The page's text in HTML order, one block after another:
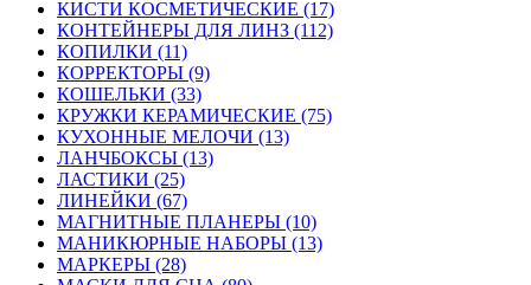
КИСТИ КОСМЕТИЧЕСКИЕ (17)
КОНТЕЙНЕРЫ ДЛЯ ЛИНЗ (112)
КОПИЛКИ (11)
КОРРЕКТОРЫ (9)
КОШЕЛЬКИ (33)
КРУЖКИ КЕРАМИЧЕСКИЕ (75)
КУХОННЫЕ МЕЛОЧИ (13)
ЛАНЧБОКСЫ (13)
ЛАСТИКИ (25)
ЛИНЕЙКИ (67)
МАГНИТНЫЕ ПЛАНЕРЫ (10)
МАНИКЮРНЫЕ НАБОРЫ (13)
МАРКЕРЫ (28)